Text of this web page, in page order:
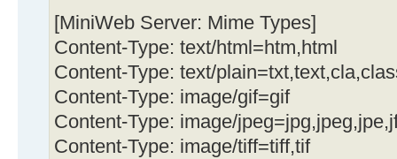
[MiniWeb Server: Mime Types]
Content-Type: text/html=htm,html
Content-Type: text/
Content-Type: image/gif=gif
Content-Type: image/
Content-Type: image/tiff=tiff,tif